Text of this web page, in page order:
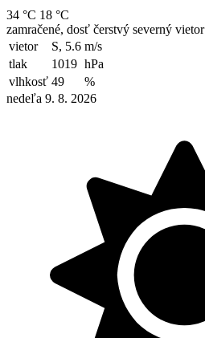
34 °C 18 °C
zamračené, dosť čerstvý severný vietor
vietor
S, 5.6 m/s
tlak
1019 hPa
vlhkosť 49
%
nedeľa 9. 8. 2026